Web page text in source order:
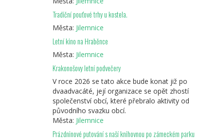
Tradiční pouťové trhy u kostela.
Města: Jilemnice
Letní kino na Hraběnce
Města: Jilemnice
Krakonošovy letní podvečery
V roce 2026 se tato akce bude konat již po
dvaadvacáté, její organizace se opět zhostí
společenství obcí, které přebralo aktivity od
původního svazku obcí.
Města: Jilemnice
Prázdninové putování s naší knihovnou po zámeckém parku